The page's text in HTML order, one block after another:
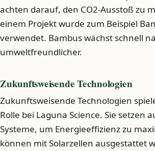
achten darauf, den CO2-Ausstoß zu
einem Projekt wurde zum Beispiel
verwendet. Bambus wächst schnell
umweltfreundlicher.
Zukunftsweisende Technologien
Zukunftsweisende Technologien
Rolle bei Laguna Science. Sie setzen
Systeme, um Energieeffizienz zu
können mit Solarzellen ausgestattet